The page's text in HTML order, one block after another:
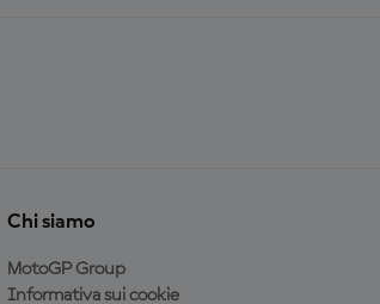
Chi siamo
MotoGP Group
Informativa sui cookie